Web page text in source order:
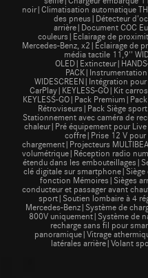
noir|Climatisation automatique
des pneus|Détecteur
arrière|Document COC
couleurs|Eclairage de
Mercedes-Benz, x2|Éclairage de
média tactile 11,9''
WIDESCREEN|Intégration
CarPlay|KEYLESS-GO|Kit
KEYLESS-GO|Pack
Rétroviseurs|Pack Siège
Stationnement avec caméra de
chaleur|Pré équipement pour
coffre|Prise 12 V
chargement|Projecteurs
volumétrique|Réception radio
étendu dans les
clé digitale sur smartphone|Siège
fonction Mémoires|Sièges
conducteur et passager avant
sport|Soutien lombaire à 4
Mercedes-Benz|Système de
800V uniquement|Système de
recharge sans fil pour
panoramique|Vitrage
latérales arrière|Volant